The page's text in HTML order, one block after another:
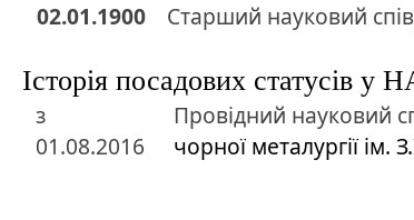
02.01.1900
Старший науковий
Історія посадових статусів у
з
01.08.2016
Провідний науковий
чорної металургії ім.